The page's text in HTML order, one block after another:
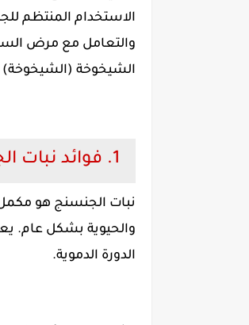
الاستخدام المنتظم
والتعامل مع مرض
الشيخوخة (الشيخوخة)
1. فوائد نبات الجنسنج للرجال
نبات الجنسنج هو
والحيوية بشكل عام.
الدورة الدموية.